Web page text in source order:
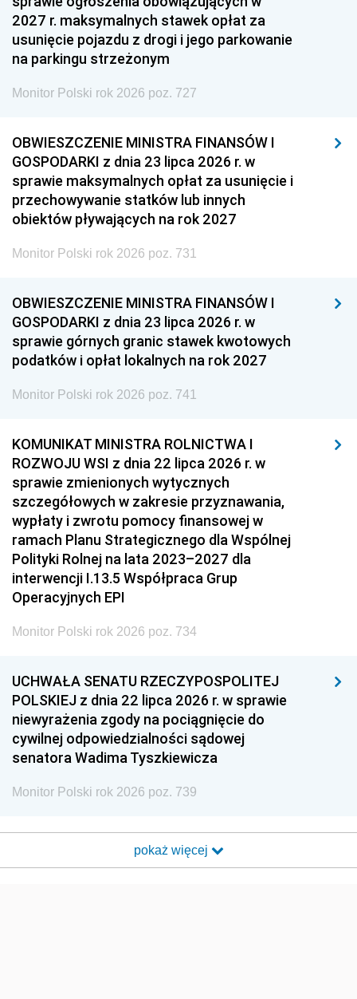
2027 r. maksymalnych stawek opłat za
usunięcie pojazdu z drogi i jego parkowanie
na parkingu strzeżonym
Monitor Polski rok 2026 poz. 727
OBWIESZCZENIE MINISTRA FINANSÓW I
GOSPODARKI z dnia 23 lipca 2026 r. w
sprawie maksymalnych opłat za usunięcie i
przechowywanie statków lub innych
obiektów pływających na rok 2027
Monitor Polski rok 2026 poz. 731
OBWIESZCZENIE MINISTRA FINANSÓW I
GOSPODARKI z dnia 23 lipca 2026 r. w
sprawie górnych granic stawek kwotowych
podatków i opłat lokalnych na rok 2027
Monitor Polski rok 2026 poz. 741
KOMUNIKAT MINISTRA ROLNICTWA I
ROZWOJU WSI z dnia 22 lipca 2026 r. w
sprawie zmienionych wytycznych
szczegółowych w zakresie przyznawania,
wypłaty i zwrotu pomocy finansowej w
ramach Planu Strategicznego dla Wspólnej
Polityki Rolnej na lata 2023–2027 dla
interwencji I.13.5 Współpraca Grup
Operacyjnych EPI
Monitor Polski rok 2026 poz. 734
UCHWAŁA SENATU RZECZYPOSPOLITEJ
POLSKIEJ z dnia 22 lipca 2026 r. w sprawie
niewyrażenia zgody na pociągnięcie do
cywilnej odpowiedzialności sądowej
senatora Wadima Tyszkiewicza
Monitor Polski rok 2026 poz. 739
pokaż więcej